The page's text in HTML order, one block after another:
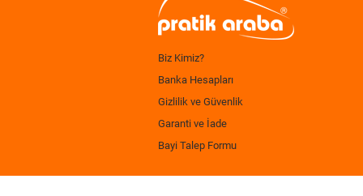
Biz Kimiz?
Banka Hesapları
Gizlilik ve Güvenlik
Garanti ve İade
Bayi Talep Formu